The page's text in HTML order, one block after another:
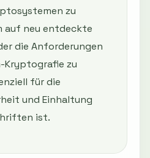
zu
auf neu entdeckte
die Anforderungen
Kryptografie zu
für die
und Einhaltung
ist.